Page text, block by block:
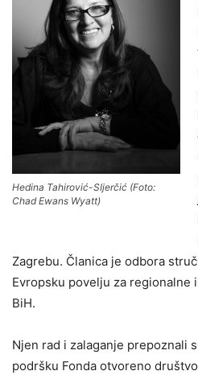
Hedina Tahirović-SIjerčić (Foto:
Chad Ewans Wyatt)
Zagrebu. Članica je odbora
Evropsku povelju za regionalne
BiH.
Njen rad i zalaganje prepoznali
podršku Fonda otvoreno